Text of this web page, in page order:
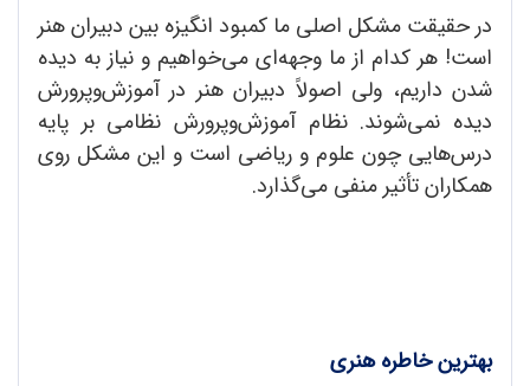
در حقیقت مشکل اصلی ما کمبود انگیزه بین دبیران هنر
است! هر کدام از ما وجهه‌ای می‌خواهیم و نیاز به دیده
شدن داریم، ولی اصولاً‌ دبیران هنر در آموزش‌وپرورش
دیده نمی‌شوند. نظام آموزش‌وپرورش نظامی بر پایه
درس‌هایی چون علوم و ریاضی است و این مشکل روی
همکاران تأثیر منفی می‌گذارد.
بهترین خاطره هنری